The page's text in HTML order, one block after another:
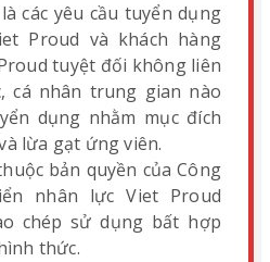
các yêu cầu tuyển dụng
Proud và khách hàng
tuyệt đối không liên
cá nhân trung gian nào
dụng nhằm mục đích
lừa gạt ứng viên.
bản quyền của Công
nhân lực Viet Proud
chép sử dụng bất hợp
thức.